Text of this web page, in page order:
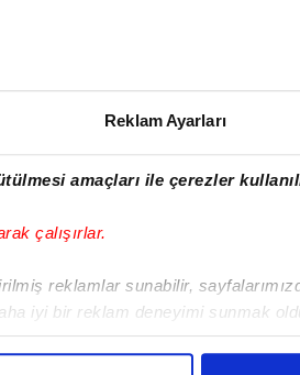
Reklam Ayarları
amaçları ile çerezler
çalışırlar.
reklamlar sunabilir,
iyi bir reklam deneyimi sunmak
ve bu noktada, reklamların